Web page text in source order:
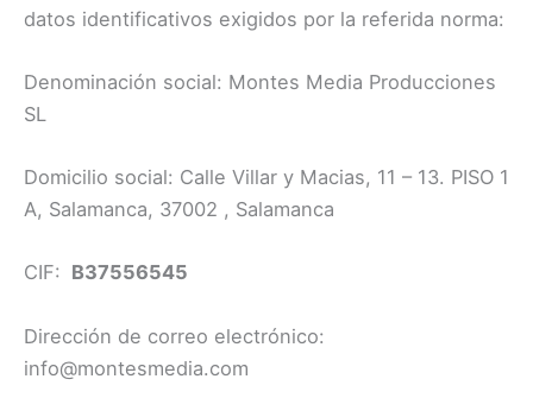
datos identificativos exigidos por la referida norma:
Denominación social: Montes Media Producciones
SL
Domicilio social: Calle Villar y Macias, 11 – 13. PISO 1
A, Salamanca, 37002 , Salamanca
CIF: B37556545
Dirección de correo electrónico:
info@montesmedia.com